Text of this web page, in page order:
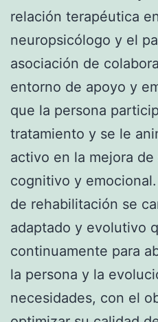
relación terapéutica
neuropsicólogo y el
asociación de
entorno de apoyo y
que la persona
tratamiento y se le
activo en la mejora
cognitivo y
de rehabilitación se
adaptado y evolutivo
continuamente para
la persona y la
necesidades, con el